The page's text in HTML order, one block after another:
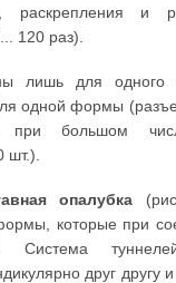
раскрепления и
120 раз).
лишь для одного
одной формы
при большом
шт.).
опалубка
которые при
Система
друг другу и